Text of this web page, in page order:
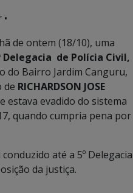
de ontem (18/10), uma
Delegacia de Polícia Civil,
do Bairro Jardim Canguru,
de RICHARDSON JOSE
estava evadido do sistema
quando cumpria pena por
até a 5º Delegacia
da justiça.